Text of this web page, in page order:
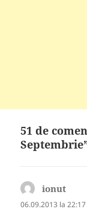
51 de
ionut
06.09.2013 la 22:17